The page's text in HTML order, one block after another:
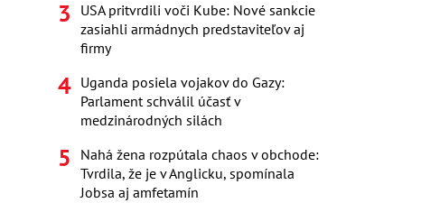
USA pritvrdili voči Kube: Nové sankcie
zasiahli armádnych predstaviteľov aj
firmy
Uganda posiela vojakov do Gazy:
Parlament schválil účasť v
medzinárodných silách
Nahá žena rozpútala chaos v obchode:
Tvrdila, že je v Anglicku, spomínala
Jobsa aj amfetamín